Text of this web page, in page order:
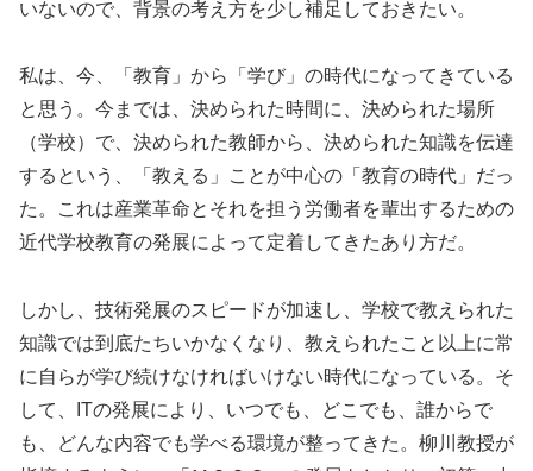
いないので、背景の考え方を少し補足しておきたい。
私は、今、「教育」から「学び」の時代になってきている
と思う。今までは、決められた時間に、決められた場所
（学校）で、決められた教師から、決められた知識を伝達
するという、「教える」ことが中心の「教育の時代」だっ
た。これは産業革命とそれを担う労働者を輩出するための
近代学校教育の発展によって定着してきたあり方だ。
しかし、技術発展のスピードが加速し、学校で教えられた
知識では到底たちいかなくなり、教えられたこと以上に常
に自らが学び続けなければいけない時代になっている。そ
して、ITの発展により、いつでも、どこでも、誰からで
も、どんな内容でも学べる環境が整ってきた。柳川教授が